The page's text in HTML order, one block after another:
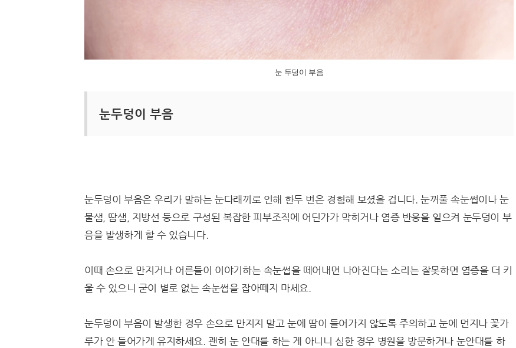
눈 두덩이 부음
눈두덩이 부음
눈두덩이 부음은 우리가 말하는 눈다래끼로 인해 한두 번은 경험해 보셨을 겁니다. 눈꺼풀 속눈썹이나 눈
물샘, 땀샘, 지방선 등으로 구성된 복잡한 피부조직에 어딘가가 막히거나 염증 반응을 일으켜 눈두덩이 부
음을 발생하게 할 수 있습니다.
이때 손으로 만지거나 어른들이 이야기하는 속눈썹을 떼어내면 나아진다는 소리는 잘못하면 염증을 더 키
울 수 있으니 굳이 별로 없는 속눈썹을 잡아떼지 마세요.
눈두덩이 부음이 발생한 경우 손으로 만지지 말고 눈에 땀이 들어가지 않도록 주의하고 눈에 먼지나 꽃가
루가 안 들어가게 유지하세요. 괜히 눈 안대를 하는 게 아니니 심한 경우 병원을 방문하거나 눈안대를 하